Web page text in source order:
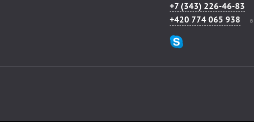
+7 (343) 226-46-83
+420 774 065 938